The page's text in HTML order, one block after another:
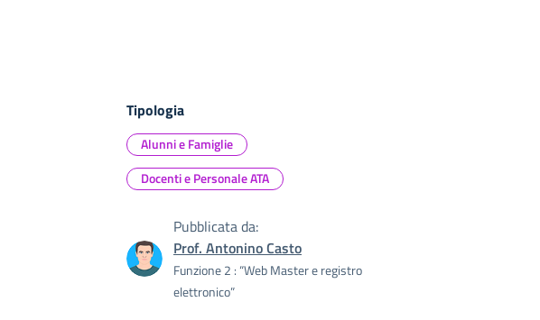
Tipologia
Alunni e Famiglie
Docenti e Personale ATA
Pubblicata da:
Prof. Antonino Casto
Funzione 2 : “Web Master e registro
elettronico”